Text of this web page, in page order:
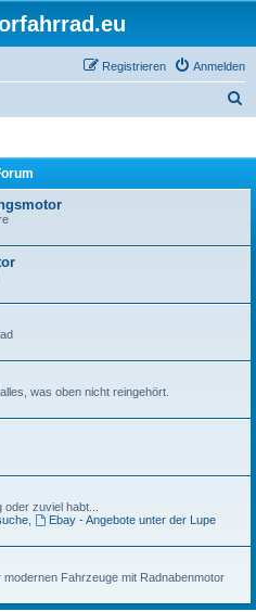
Anmelden
Registrieren
was oben nicht reingehört.
zuviel habt...
,
Ebay - Angebote unter der Lupe
Fahrzeuge mit Radnabenmotor